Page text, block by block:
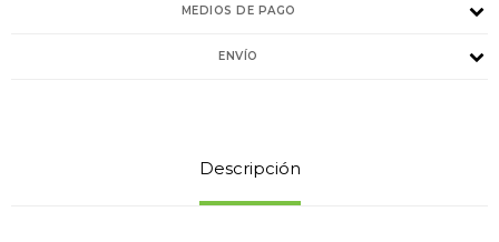
MEDIOS DE PAGO
ENVÍO
Descripción